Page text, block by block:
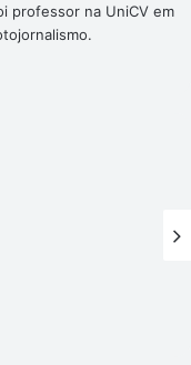
professor na UniCV em